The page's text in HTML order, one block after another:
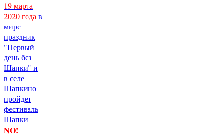
19 марта
2020 года в
мире
праздник
"Первый
день без
Шапки" и
в селе
Шапкино
пройдет
фестиваль
Шапки
NO!